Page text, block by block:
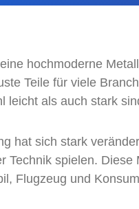
hochmoderne
Teile für viele
leicht als auch stark
hat sich stark
Technik spielen.
Flugzeug und